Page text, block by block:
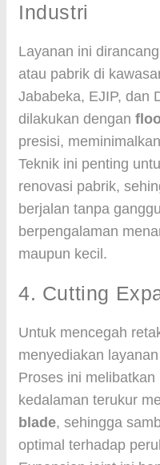
Industri
Layanan ini
atau pabrik di
Jababeka, EJIP, dan
dilakukan dengan
presisi,
Teknik ini penting
renovasi pabrik,
berjalan tanpa
berpengalaman
maupun kecil.
4. Cutting
Untuk mencegah
menyediakan layanan
Proses ini
kedalaman terukur
blade, sehingga
optimal terhadap